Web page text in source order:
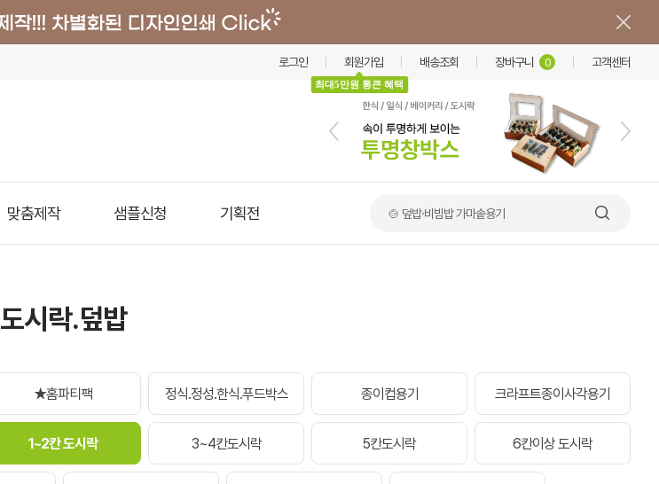
로그인 회원가입
최대5만원 통큰 혜택
배송조회 장바구니 0 고객센터
맞춤제작 샘플신청 기획전 🍲 덮밥·비빔밥 가마솥용기
도시락.덮밥
★홈파티팩 정식.정성.한식.푸드박스 종이컵용기 크라프트종이사각용기
1~2칸 도시락 3~4칸도시락 5칸도시락 6칸이상 도시락